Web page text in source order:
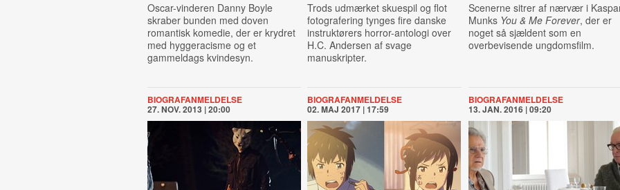
Oscar-vinderen Danny Boyle
skraber bunden med doven
romantisk komedie, der er krydret
med hyggeracisme og et
gammeldags kvindesyn.
Trods udmærket skuespil og flot
fotografering tynges fire danske
instruktørers horror-antologi over
H.C. Andersen af svage
manuskripter.
Scenerne sitrer af nærvær i
Munks You & Me Forever, der er
noget så sjældent som en
overbevisende ungdomsfilm.
BIOGRAFANMELDELSE
27. NOV. 2013 | 20:00
BIOGRAFANMELDELSE
02. MAJ 2017 | 17:59
BIOGRAFANMELDELSE
13. JAN. 2016 | 09:20